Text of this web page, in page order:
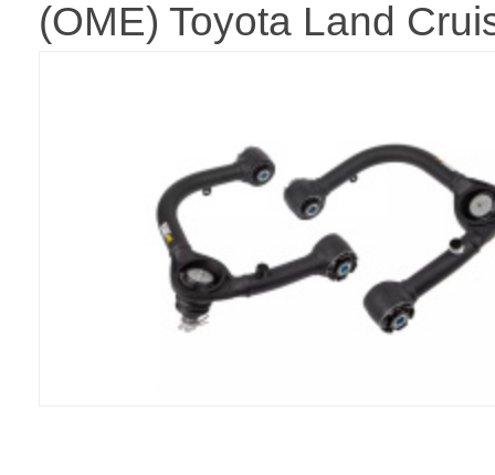
(OME) Toyota Land